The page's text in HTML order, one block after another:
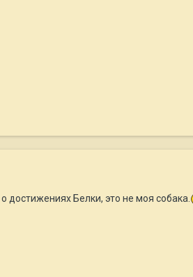
достижениях Белки, это не моя собака.